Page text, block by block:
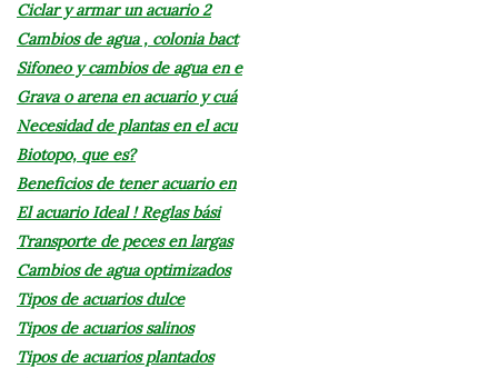
Ciclar y armar un acuario 2
Cambios de agua , colonia bact
Sifoneo y cambios de agua en e
Grava o arena en acuario y cuá
Necesidad de plantas en el acu
Biotopo, que es?
Beneficios de tener acuario en
El acuario Ideal ! Reglas bási
Transporte de peces en largas
Cambios de agua optimizados
Tipos de acuarios dulce
Tipos de acuarios salinos
Tipos de acuarios plantados